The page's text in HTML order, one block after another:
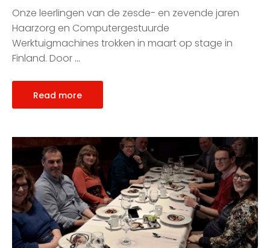
Onze leerlingen van de zesde- en zevende jaren
Haarzorg en Computergestuurde
Werktuigmachines trokken in maart op stage in
Finland. Door …
Read more